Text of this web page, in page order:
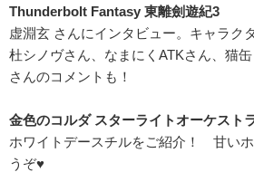
Thunderbolt Fantasy 東離劍遊紀3
虚淵玄 さんにインタビュー。キャラク
杜シノヴさん、なまにくATKさん、猫
さんのコメントも！
金色のコルダ スターライトオーケスト
ホワイトデースチルをご紹介！ 甘い
うぞ♥